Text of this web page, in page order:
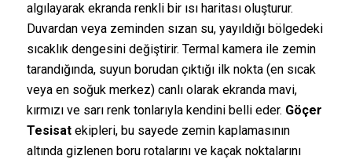
algılayarak ekranda renkli bir ısı haritası oluşturur.
Duvardan veya zeminden sızan su, yayıldığı bölgedeki
sıcaklık dengesini değiştirir. Termal kamera ile zemin
tarandığında, suyun borudan çıktığı ilk nokta (en sıcak
veya en soğuk merkez) canlı olarak ekranda mavi,
kırmızı ve sarı renk tonlarıyla kendini belli eder. Göçer
Tesisatekipleri, bu sayede zemin kaplamasının
altında gizlenen boru rotalarını ve kaçak noktalarını